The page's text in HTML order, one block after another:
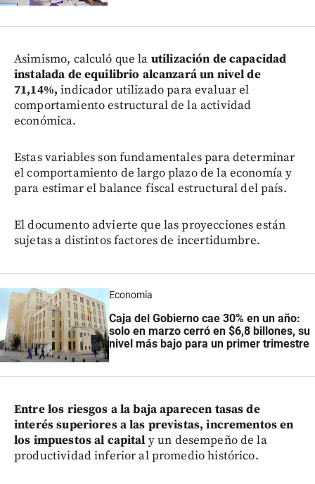
Asimismo, calculó que la utilización de capacidad
instalada de equilibrio alcanzará un nivel de
71,14%, indicador utilizado para evaluar el
comportamiento estructural de la actividad
económica.
Estas variables son fundamentales para determinar
el comportamiento de largo plazo de la economía y
para estimar el balance fiscal estructural del país.
El documento advierte que las proyecciones están
sujetas a distintos factores de incertidumbre.
Economía
Caja del Gobierno cae 30% en un año:
solo en marzo cerró en $6,8 billones, su
nivel más bajo para un primer trimestre
Entre los riesgos a la baja aparecen tasas de
interés superiores a las previstas, incrementos en
los impuestos al capital y un desempeño de la
productividad inferior al promedio histórico.